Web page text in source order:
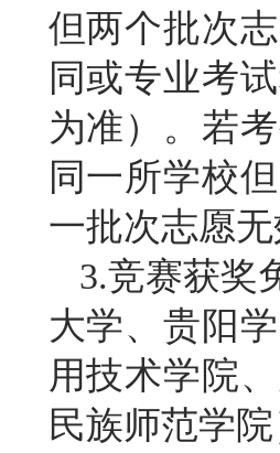
但两个批次
同或专业考
为准）。若
同一所学校
一批次志愿
3.竞赛获奖
大学、贵阳
用技术学院
民族师范学院